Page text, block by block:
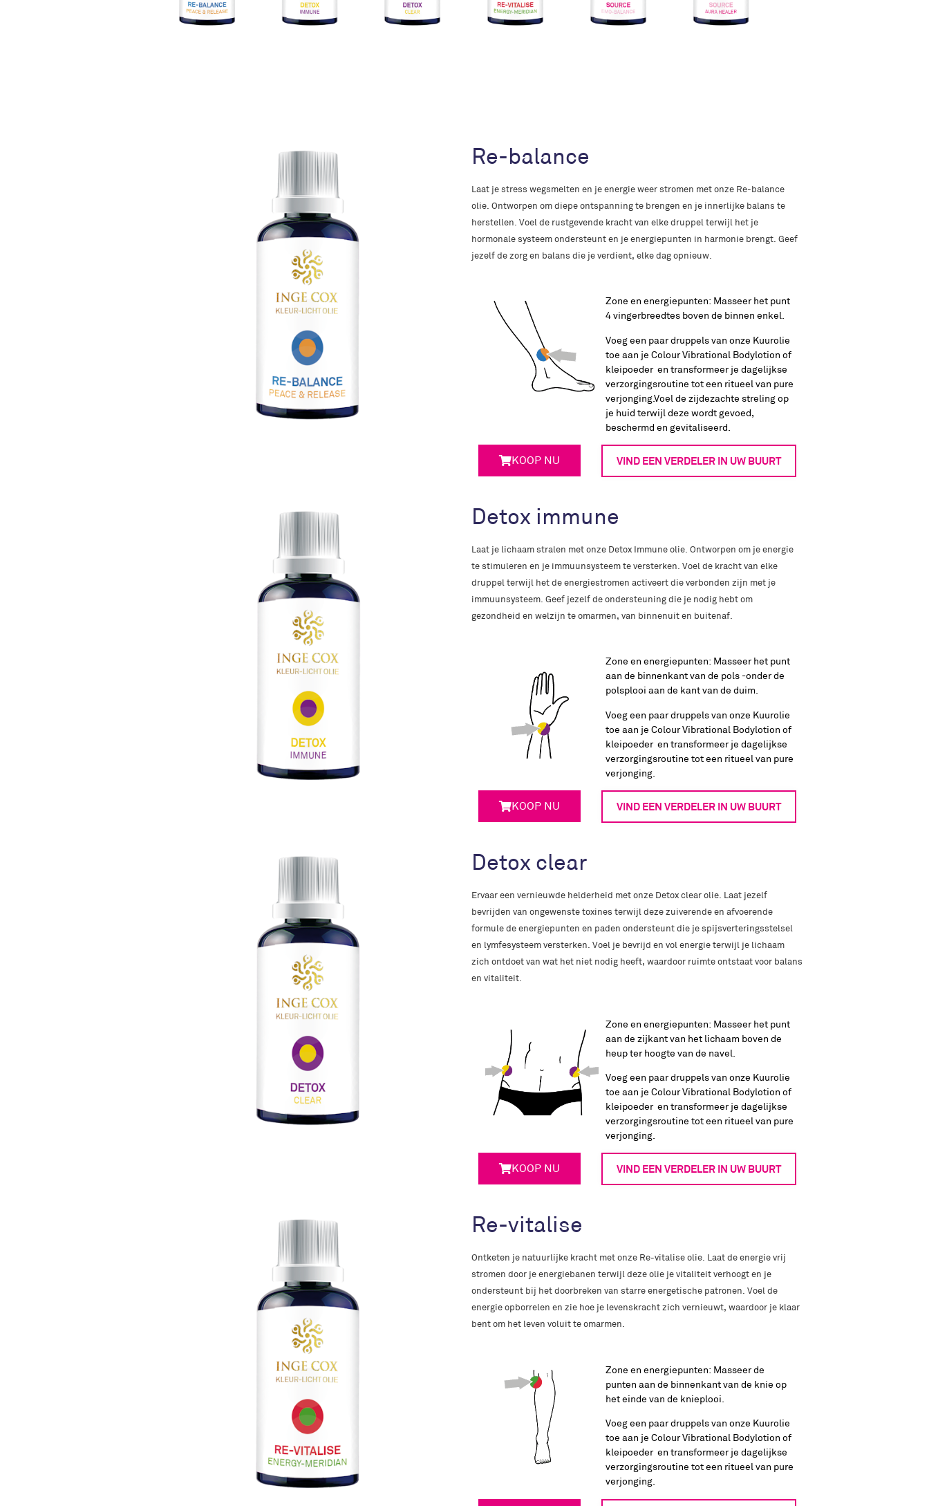
Re-balance
Laat je stress wegsmelten en je energie weer stromen met onze Re-balance
olie. Ontworpen om diepe ontspanning te brengen en je innerlijke balans te
herstellen. Voel de rustgevende kracht van elke druppel terwijl het je
hormonale systeem ondersteunt en je energiepunten in harmonie brengt. Geef
jezelf de zorg en balans die je verdient, elke dag opnieuw.
Zone en energiepunten: Masseer het punt
4 vingerbreedtes boven de binnen enkel.
Voeg een paar druppels van onze Kuurolie
toe aan je Colour Vibrational Bodylotion of
kleipoeder en transformeer je dagelijkse
verzorgingsroutine tot een ritueel van pure
verjonging.Voel de zijdezachte streling op
je huid terwijl deze wordt gevoed,
beschermd en gevitaliseerd.
KOOP NU VIND EEN VERDELER IN UW BUURT
Detox immune
Laat je lichaam stralen met onze Detox Immune olie. Ontworpen om je energie
te stimuleren en je immuunsysteem te versterken. Voel de kracht van elke
druppel terwijl het de energiestromen activeert die verbonden zijn met je
immuunsysteem. Geef jezelf de ondersteuning die je nodig hebt om
gezondheid en welzijn te omarmen, van binnenuit en buitenaf.
Zone en energiepunten: Masseer het punt
aan de binnenkant van de pols -onder de
polsplooi aan de kant van de duim.
Voeg een paar druppels van onze Kuurolie
toe aan je Colour Vibrational Bodylotion of
kleipoeder en transformeer je dagelijkse
verzorgingsroutine tot een ritueel van pure
verjonging.
KOOP NU VIND EEN VERDELER IN UW BUURT
Detox clear
Ervaar een vernieuwde helderheid met onze Detox clear olie. Laat jezelf
bevrijden van ongewenste toxines terwijl deze zuiverende en afvoerende
formule de energiepunten en paden ondersteunt die je spijsverteringsstelsel
en lymfesysteem versterken. Voel je bevrijd en vol energie terwijl je lichaam
zich ontdoet van wat het niet nodig heeft, waardoor ruimte ontstaat voor balans
en vitaliteit.
Zone en energiepunten: Masseer het punt
aan de zijkant van het lichaam boven de
heup ter hoogte van de navel.
Voeg een paar druppels van onze Kuurolie
toe aan je Colour Vibrational Bodylotion of
kleipoeder en transformeer je dagelijkse
verzorgingsroutine tot een ritueel van pure
verjonging.
KOOP NU VIND EEN VERDELER IN UW BUURT
Re-vitalise
Ontketen je natuurlijke kracht met onze Re-vitalise olie. Laat de energie vrij
stromen door je energiebanen terwijl deze olie je vitaliteit verhoogt en je
ondersteunt bij het doorbreken van starre energetische patronen. Voel de
energie opborrelen en zie hoe je levenskracht zich vernieuwt, waardoor je klaar
bent om het leven voluit te omarmen.
Zone en energiepunten: Masseer de
punten aan de binnenkant van de knie op
het einde van de knieplooi.
Voeg een paar druppels van onze Kuurolie
toe aan je Colour Vibrational Bodylotion of
kleipoeder en transformeer je dagelijkse
verzorgingsroutine tot een ritueel van pure
verjonging.